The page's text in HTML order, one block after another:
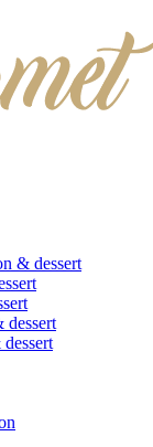
& dessert